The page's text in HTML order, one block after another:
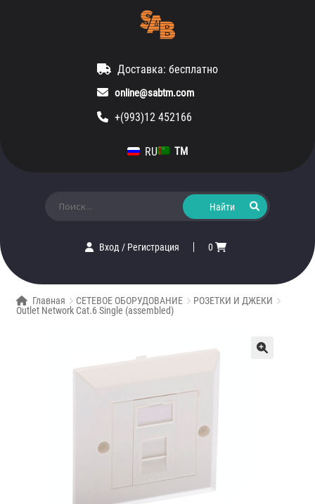
Доставка: бесплатно
online@sabtm.com
+(993)12 452166
RU TM
Вход/ Регистрация 0
Главная СЕТЕВОЕ ОБОРУДОВАНИЕ
РОЗЕТКИ И ДЖЕКИ
Outlet Network Cat.6 Single (assembled)